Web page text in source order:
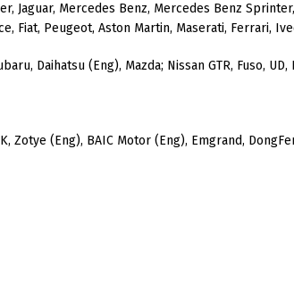
Jaguar, Mercedes Benz, Mercedes Benz
Fiat, Peugeot, Aston Martin, Maserati, Ferrari,
Daihatsu (Eng), Mazda; Nissan GTR, Fuso, UD,
(Eng), BAIC Motor (Eng), Emgrand,